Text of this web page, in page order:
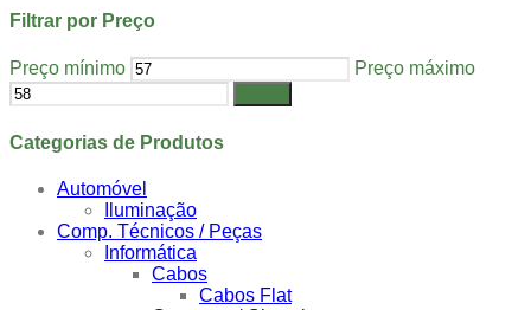
Filtrar por Preço
Preço mínimo Preço máximo
Categorias de Produtos
Automóvel
Iluminação
Comp. Técnicos / Peças
Informática
Cabos
Cabos Flat